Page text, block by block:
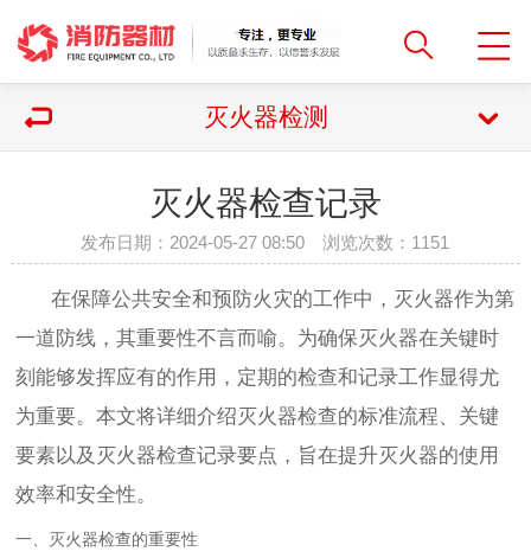
灭火器检测
灭火器检查记录
发布日期：2024-05-27 08:50 浏览次数： 1151
在保障公共安全和预防火灾的工作中，灭火器作为第
一道防线，其重要性不言而喻。为确保灭火器在关键时
刻能够发挥应有的作用，定期的检查和记录工作显得尤
为重要。本文将详细介绍灭火器检查的标准流程、关键
要素以及灭火器检查记录要点，旨在提升灭火器的使用
效率和安全性。
一、灭火器检查的重要性